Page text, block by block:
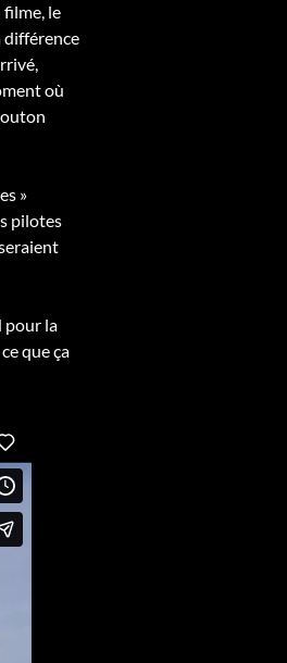
filme, le
différence
où
»
pilotes
pour la
que ça